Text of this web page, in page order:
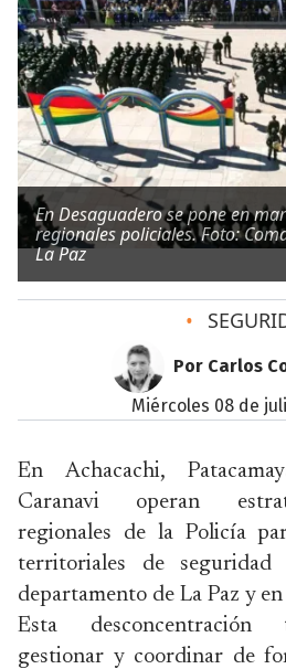
En Desaguadero se pone en
regionales policiales. Foto:
La Paz
•
Por Carlos
miércoles 08 de
En Achacachi,
Caranavi operan
regionales de la Policía
territoriales de
departamento de La Paz y
Esta desconcentración
gestionar y coordinar de